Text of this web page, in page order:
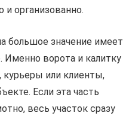
и организованно.
большое значение имеет
Именно ворота и калитку
курьеры или клиенты,
Если эта часть
весь участок сразу